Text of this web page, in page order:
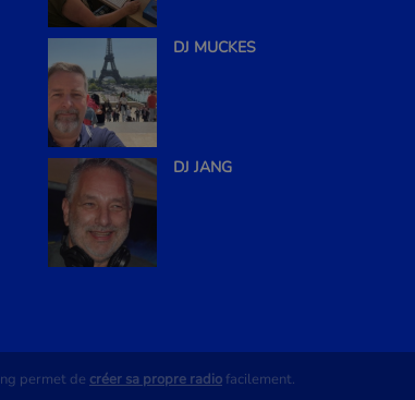
DJ MUCKES
DJ JANG
permet de créer sa propre radio facilement.